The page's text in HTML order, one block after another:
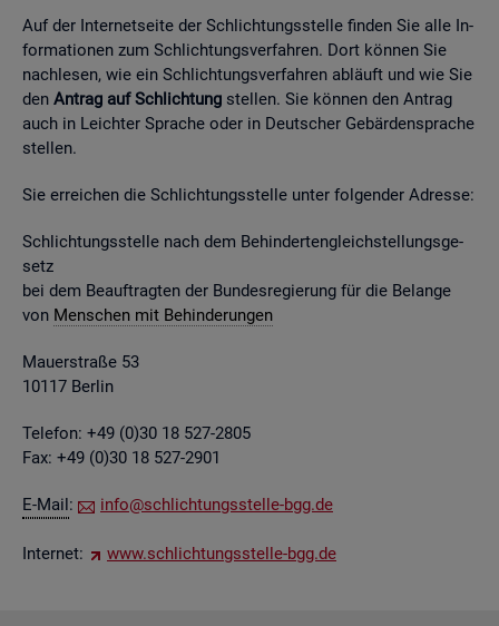
Auf der In­ter­net­sei­te der Schlich­tungs­stel­le fin­den Sie alle In­
for­ma­tio­nen zum Schlich­tungs­ver­fah­ren. Dort kön­nen Sie
nach­le­sen, wie ein Schlich­tungs­ver­fah­ren ab­läuft und wie Sie
den An­trag auf Schlich­tung stel­len. Sie kön­nen den An­trag
auch in Leich­ter Spra­che oder in Deut­scher Ge­bär­den­spra­che
stel­len.
Sie er­rei­chen die Schlich­tungs­stel­le unter fol­gen­der Adres­se:
Schlich­tungs­stel­le nach dem Be­hin­der­ten­gleich­stel­lungs­ge­
setz
bei dem Be­auf­trag­ten der Bun­des­re­gie­rung für die Be­lan­ge
von Men­schen mit Be­hin­de­run­gen
Mau­er­stra­ße 53
10117 Ber­lin
Te­le­fon: +49 (0)30 18 527-2805
Fax: +49 (0)30 18 527-2901
E-Mail: info@​sch​lich​tung​sste​lle-​bgg.​de
In­ter­net: www.​sch​lich​tung​sste​lle-​bgg.​de